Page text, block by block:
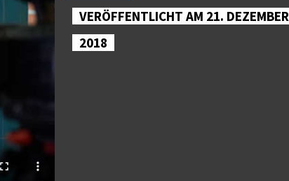
VERÖFFENTLICHT AM 21. DEZEMBER
2018